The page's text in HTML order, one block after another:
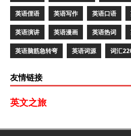
英语俚语 英语写作 英语口语
英语演讲 英语漫画 英语热词
英语脑筋急转弯 英语词源 词汇
友情链接
英文之旅